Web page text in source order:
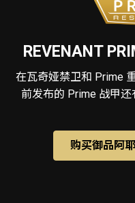
REVENANT
在瓦奇娅禁卫和 Prime
前发布的 Prime 战甲
购买御品阿